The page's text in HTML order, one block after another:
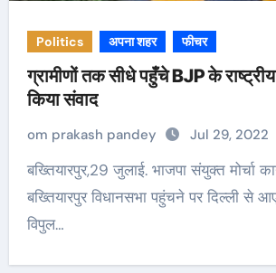
Politics अपना शहर फीचर
ग्रामीणों तक सीधे पहुँचे BJP के राष्ट्रीय
किया संवाद
om prakash pandey Jul 29, 2022
बख्तियारपुर,29 जुलाई. भाजपा संयुक्त मोर्चा कार्यक्रम के तहत
बख्तियारपुर विधानसभा पहुंचने पर दिल्ली से आए
विपुल…